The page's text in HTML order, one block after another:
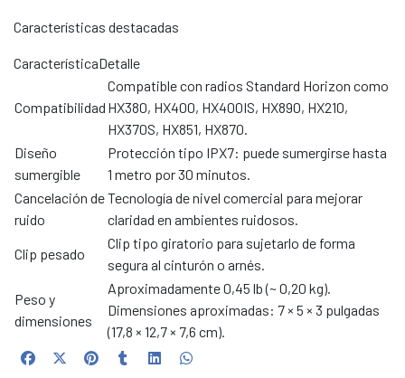
Características destacadas
CaracterísticaDetalle
Compatibilidad
Compatible con radios Standard Horizon como
HX380, HX400, HX400IS, HX890, HX210,
HX370S, HX851, HX870.
Diseño
sumergible
Protección tipo IPX7: puede sumergirse hasta
1 metro por 30 minutos.
Cancelación de
ruido
Tecnología de nivel comercial para mejorar
claridad en ambientes ruidosos.
Clip pesado
Clip tipo giratorio para sujetarlo de forma
segura al cinturón o arnés.
Peso y
dimensiones
Aproximadamente 0,45 lb (~ 0,20 kg).
Dimensiones aproximadas: 7 × 5 × 3 pulgadas
(17,8 × 12,7 × 7,6 cm).